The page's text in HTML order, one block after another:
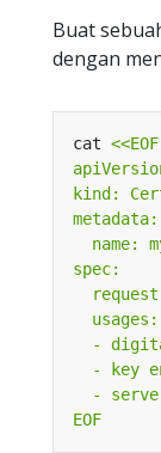
Buat
dengan
cat
EOF